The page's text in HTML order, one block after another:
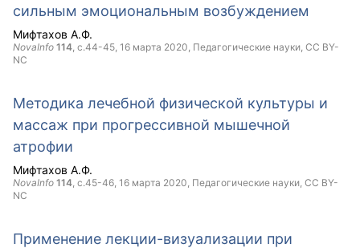
сильным эмоциональным возбуждением
Мифтахов А.Ф.
NovaInfo 114, с.44-45, 16 марта 2020, Педагогические науки, CC BY-
NC
Методика лечебной физической культуры и
массаж при прогрессивной мышечной
атрофии
Мифтахов А.Ф.
NovaInfo 114, с.45-46, 16 марта 2020, Педагогические науки, CC BY-
NC
Применение лекции-визуализации при